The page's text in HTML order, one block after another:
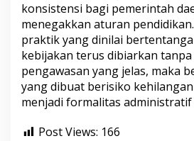
konsistensi bagi pemerintah
menegakkan aturan
praktik yang dinilai
kebijakan terus dibiarkan tanpa
pengawasan yang jelas, maka
yang dibuat berisiko
menjadi formalitas administratif
Post Views: 166